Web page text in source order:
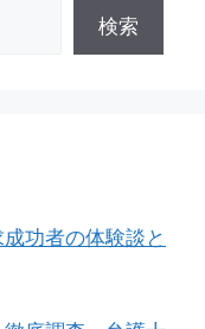
検索
功者の体験談と